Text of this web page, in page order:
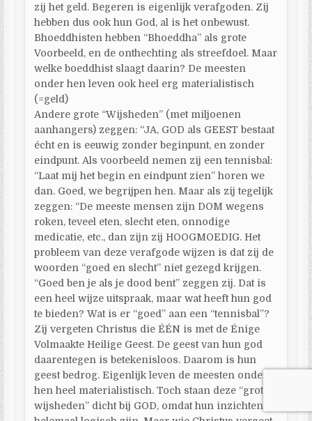
zij het geld. Begeren is eigenlijk verafgoden. Zij
hebben dus ook hun God, al is het onbewust.
Bhoeddhisten hebben “Bhoeddha” als grote
Voorbeeld, en de onthechting als streefdoel. Maar
welke boeddhist slaagt daarin? De meesten
onder hen leven ook heel erg materialistisch
(=geld)
Andere grote “Wijsheden” (met miljoenen
aanhangers) zeggen: “JA, GOD als GEEST bestaat
écht en is eeuwig zonder beginpunt, en zonder
eindpunt. Als voorbeeld nemen zij een tennisbal:
“Laat mij het begin en eindpunt zien” horen we
dan. Goed, we begrijpen hen. Maar als zij tegelijk
zeggen: “De meeste mensen zijn DOM wegens
roken, teveel eten, slecht eten, onnodige
medicatie, etc., dan zijn zij HOOGMOEDIG. Het
probleem van deze verafgode wijzen is dat zij de
woorden “goed en slecht” niet gezegd krijgen.
“Goed ben je als je dood bent” zeggen zij. Dat is
een heel wijze uitspraak, maar wat heeft hun god
te bieden? Wat is er “goed” aan een “tennisbal”?
Zij vergeten Christus die ÉÉN is met de Énige
Volmaakte Heilige Geest. De geest van hun god
daarentegen is betekenisloos. Daarom is hun
geest bedrog. Eigenlijk leven de meesten onder
hen heel materialistisch. Toch staan deze “grote
wijsheden” dicht bij GOD, omdat hun inzichten